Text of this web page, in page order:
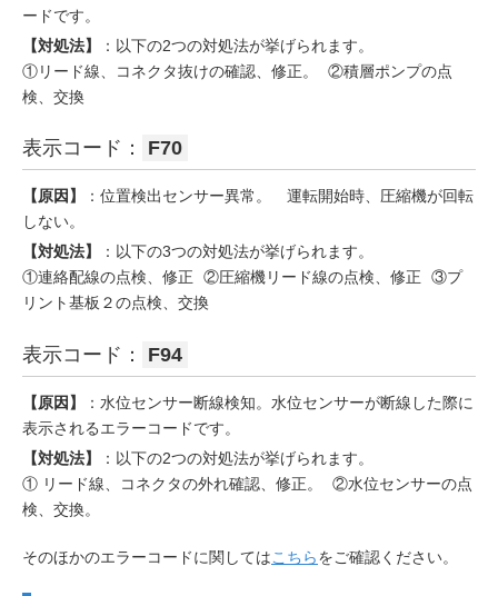
ードです。
【対処法】
：以下の2つの対処法が挙げられます。
①リード線、コネクタ抜けの確認、修正。 ②積層ポンプの点
検、交換
表示コード： F70
【原因】
：位置検出センサー異常。 運転開始時、圧縮機が回転
しない。
【対処法】
：以下の3つの対処法が挙げられます。
①連絡配線の点検、修正 ②圧縮機リード線の点検、修正 ③プ
リント基板２の点検、交換
表示コード： F94
【原因】
：水位センサー断線検知。水位センサーが断線した際に
表示されるエラーコードです。
【対処法】
：以下の2つの対処法が挙げられます。
① リード線、コネクタの外れ確認、修正。 ②水位センサーの点
検、交換。
そのほかのエラーコードに関してはこちらをご確認ください。